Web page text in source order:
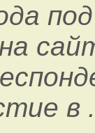
на
в